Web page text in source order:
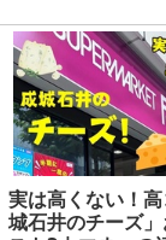
実は高くない！
城石井のチーズ